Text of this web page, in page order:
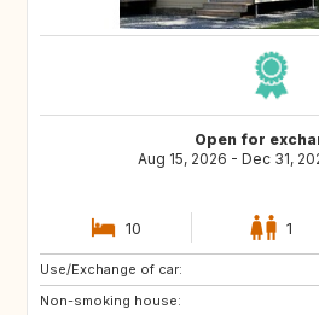
Open for
Aug 15, 2026 - Dec 31,
10 1
Use/Exchange of car:
Non-smoking house: